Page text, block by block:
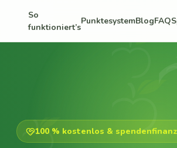
So
funktioniert’s
PunktesystemBlogFAQ
100 % kostenlos &